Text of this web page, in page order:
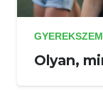
GYEREKSZEM
Olyan,